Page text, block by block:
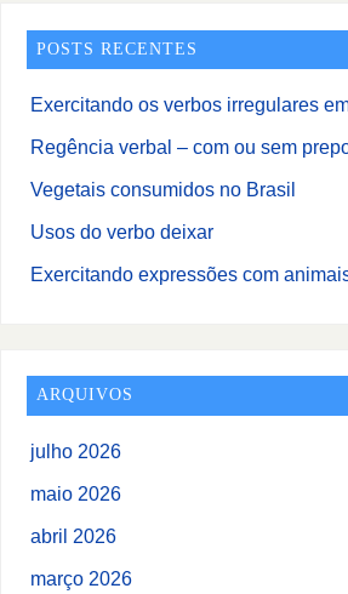
POSTS RECENTES
Exercitando os verbos irregulares
Regência verbal – com ou sem
Vegetais consumidos no Brasil
Usos do verbo deixar
Exercitando expressões com
ARQUIVOS
julho 2026
maio 2026
abril 2026
março 2026